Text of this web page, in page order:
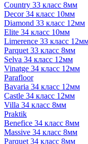
Country 33 класс 8мм
Decor 34 класс 10мм
Diamond 33 класс 12мм
Elite 34 класс 10мм
Limerence 33 класс
Parquet 33 класс 8мм
Selva 34 класс 12мм
Vinatge 34 класс 12мм
Parafloor
Bavaria 34 класс 12мм
Castle 34 класс 12мм
Villa 34 класс 8мм
Praktik
Benefice 34 класс 8мм
Massive 34 класс 8мм
Parquet 34 класс 8мм